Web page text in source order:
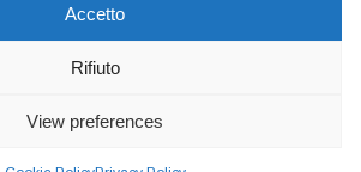
Accetto
Rifiuto
View preferences
rights reserved.Privacy Policy-